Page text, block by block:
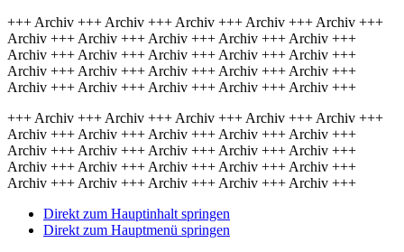
+++ Archiv +++ Archiv +++ Archiv +++ Archiv +++ Archiv +++
Archiv +++ Archiv +++ Archiv +++ Archiv +++ Archiv +++
Archiv +++ Archiv +++ Archiv +++ Archiv +++ Archiv +++
Archiv +++ Archiv +++ Archiv +++ Archiv +++ Archiv +++
Archiv +++ Archiv +++ Archiv +++ Archiv +++ Archiv +++
+++ Archiv +++ Archiv +++ Archiv +++ Archiv +++ Archiv +++
Archiv +++ Archiv +++ Archiv +++ Archiv +++ Archiv +++
Archiv +++ Archiv +++ Archiv +++ Archiv +++ Archiv +++
Archiv +++ Archiv +++ Archiv +++ Archiv +++ Archiv +++
Archiv +++ Archiv +++ Archiv +++ Archiv +++ Archiv +++
Direkt zum Hauptinhalt springen
Direkt zum Hauptmenü springen